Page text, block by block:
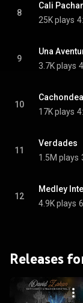
8
Cali
25K plays
9
Una
3.7K plays
10
Cachondea
17K plays
11
Verdades
1.5M plays
12
4.9K plays
Releases